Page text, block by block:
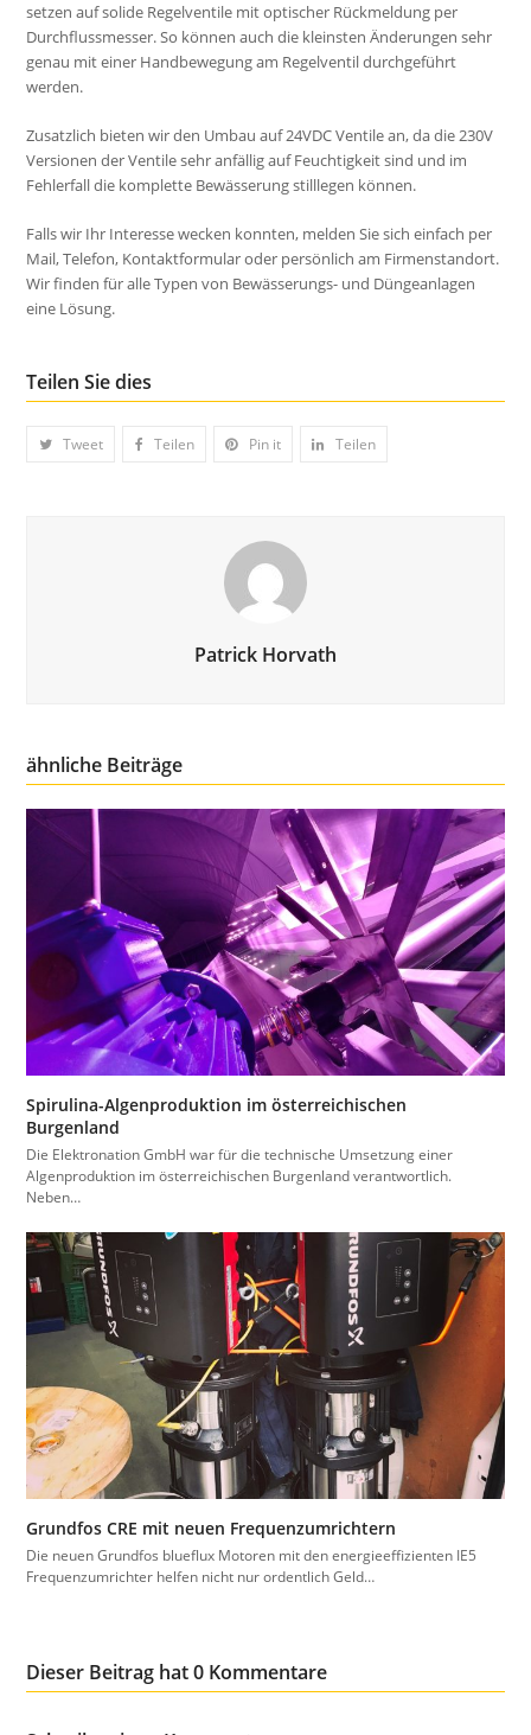
setzen auf solide Regelventile mit optischer Rückmeldung per
Durchflussmesser. So können auch die kleinsten Änderungen sehr
genau mit einer Handbewegung am Regelventil durchgeführt
werden.
Zusatzlich bieten wir den Umbau auf 24VDC Ventile an, da die 230V
Versionen der Ventile sehr anfällig auf Feuchtigkeit sind und im
Fehlerfall die komplette Bewässerung stilllegen können.
Falls wir Ihr Interesse wecken konnten, melden Sie sich einfach per
Mail, Telefon, Kontaktformular oder persönlich am Firmenstandort.
Wir finden für alle Typen von Bewässerungs- und Düngeanlagen
eine Lösung.
Teilen Sie dies
Tweet Teilen Pin it Teilen
Patrick Horvath
ähnliche Beiträge
Spirulina-Algenproduktion im österreichischen
Burgenland
Die Elektronation GmbH war für die technische Umsetzung einer
Algenproduktion im österreichischen Burgenland verantwortlich.
Neben…
Grundfos CRE mit neuen Frequenzumrichtern
Die neuen Grundfos blueflux Motoren mit den energieeffizienten IE5
Frequenzumrichter helfen nicht nur ordentlich Geld…
Dieser Beitrag hat 0 Kommentare